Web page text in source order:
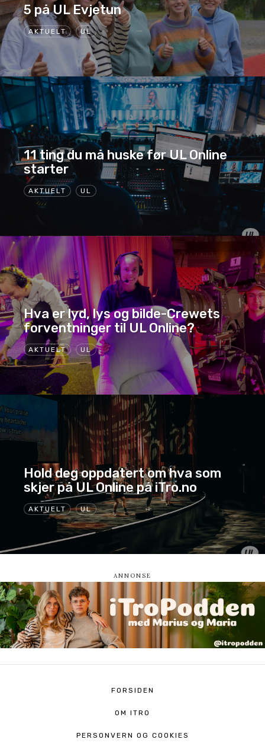
AKTUELT UL
5 på UL Evjetun
AKTUELT UL
11 ting du må huske før UL Online
starter
AKTUELT UL
Hva er lyd, lys og bilde-Crewets
forventninger til UL Online?
AKTUELT UL
Hold deg oppdatert om hva som
skjer på UL Online på iTro.no
FORSIDEN
OM ITRO
PERSONVERN OG COOKIES